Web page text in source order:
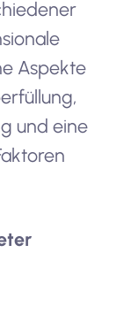
Aspekte
und eine